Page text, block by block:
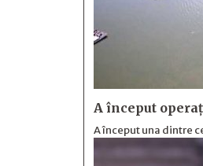
A început
A început una dintre